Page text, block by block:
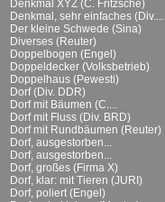
Denkmal XYZ (C. Fritzsche)
Denkmal, sehr einfaches (Div....
Der kleine Schwede (Sina)
Diverses (Reuter)
Doppelbogen (Engel)
Doppeldecker (Volksbetrieb)
Doppelhaus (Pewesti)
Dorf (Div. DDR)
Dorf mit Bäumen (C....
Dorf mit Fluss (Div. BRD)
Dorf mit Rundbäumen (Reuter)
Dorf, ausgestorben...
Dorf, ausgestorben...
Dorf, großes (Firma X)
Dorf, klar: mit Tieren (JURI)
Dorf, poliert (Engel)